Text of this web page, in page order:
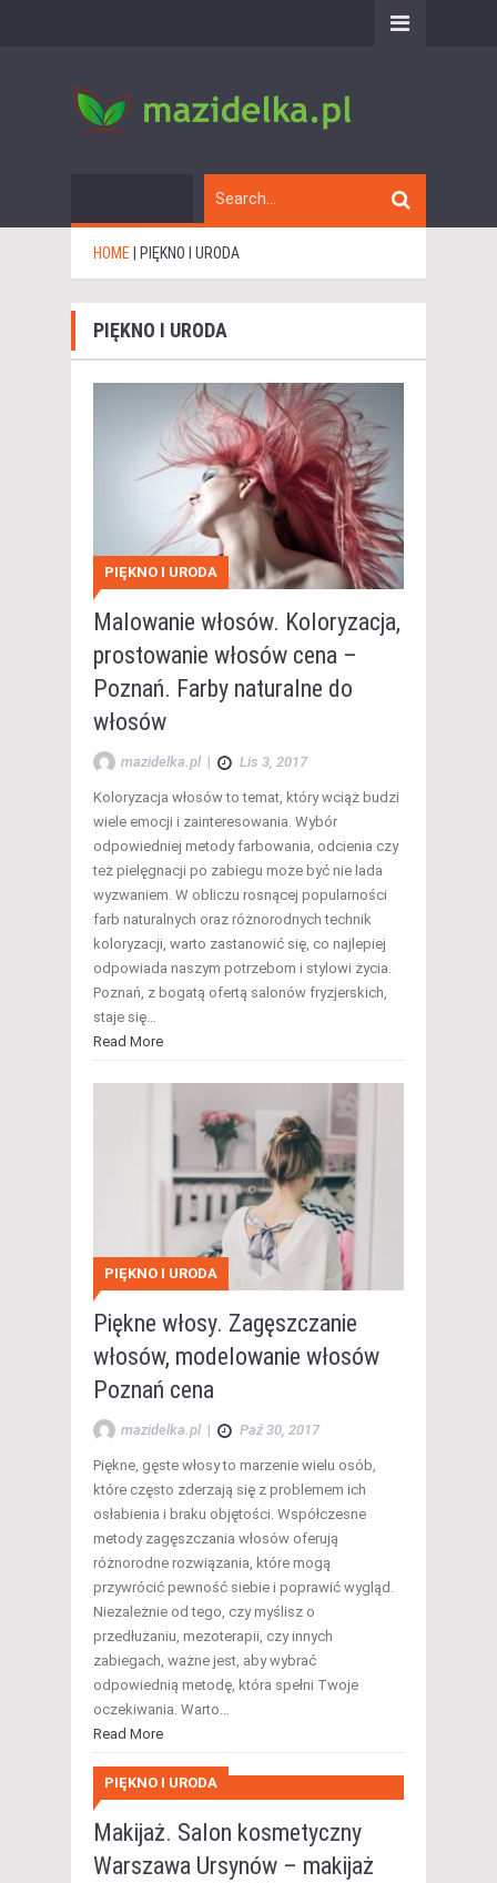
HOME PIĘKNO I URODA
PIĘKNO I URODA
PIĘKNO I URODA
Malowanie włosów. Koloryzacja,
prostowanie włosów cena –
Poznań. Farby naturalne do
włosów
mazidelka.pl | Lis 3, 2017
Koloryzacja włosów to temat, który wciąż budzi
wiele emocji i zainteresowania. Wybór
odpowiedniej metody farbowania, odcienia czy
też pielęgnacji po zabiegu może być nie lada
wyzwaniem. W obliczu rosnącej popularności
farb naturalnych oraz różnorodnych technik
koloryzacji, warto zastanowić się, co najlepiej
odpowiada naszym potrzebom i stylowi życia.
Poznań, z bogatą ofertą salonów fryzjerskich,
staje się…
Read More
PIĘKNO I URODA
Piękne włosy. Zagęszczanie
włosów, modelowanie włosów
Poznań cena
mazidelka.pl | Paź 30, 2017
Piękne, gęste włosy to marzenie wielu osób,
które często zderzają się z problemem ich
osłabienia i braku objętości. Współczesne
metody zagęszczania włosów oferują
różnorodne rozwiązania, które mogą
przywrócić pewność siebie i poprawić wygląd.
Niezależnie od tego, czy myślisz o
przedłużaniu, mezoterapii, czy innych
zabiegach, ważne jest, aby wybrać
odpowiednią metodę, która spełni Twoje
oczekiwania. Warto…
Read More
PIĘKNO I URODA
Makijaż. Salon kosmetyczny
Warszawa Ursynów – makijaż